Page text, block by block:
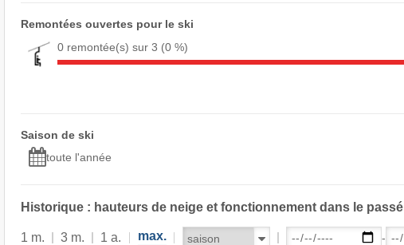
Remontées ouvertes pour le ski
0 remontée(s) sur 3 (0 %)
Saison de ski
toute l'année
Historique : hauteurs de neige et fonctionnement dans le passé
1 m. 3 m. 1 a. max. -